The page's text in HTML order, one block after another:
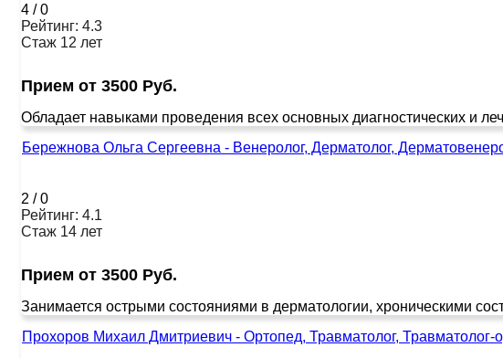
4 /0
Рейтинг: 4.3
Стаж 12 лет
Прием от 3500 Руб.
Обладает навыками проведения всех основных диагностических и
Бережнова Ольга Сергеевна - Венеролог, Дерматолог,
2 /0
Рейтинг: 4.1
Стаж 14 лет
Прием от 3500 Руб.
Занимается острыми состояниями в дерматологии, хроническими
Прохоров Михаил Дмитриевич - Ортопед, Травматолог, Травматолог-